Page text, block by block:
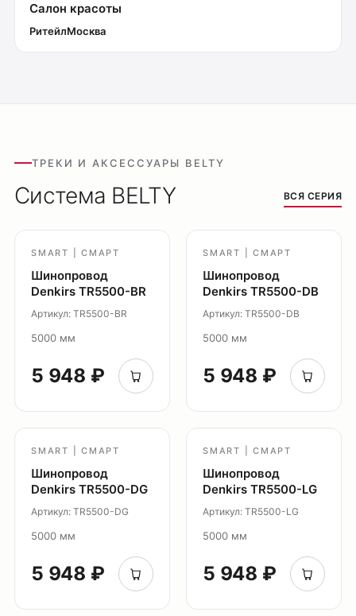
Салон красоты
РитейлМосква
ТРЕКИ И АКСЕССУАРЫ BELTY
Система BELTY ВСЯ СЕРИЯ
SMART | СМАРТ
Шинопровод
Denkirs TR5500-BR
Артикул: TR5500-BR
5000 мм
5 948 ₽
SMART | СМАРТ
Шинопровод
Denkirs TR5500-DB
Артикул: TR5500-DB
5000 мм
5 948 ₽
SMART | СМАРТ
Шинопровод
Denkirs TR5500-DG
Артикул: TR5500-DG
5000 мм
5 948 ₽
SMART | СМАРТ
Шинопровод
Denkirs TR5500-LG
Артикул: TR5500-LG
5000 мм
5 948 ₽
Подсветка ступеней
Настенные светильники
Демооборудование
Модуль Slim LED
Профиль Slott
О продуктах
Система Belty
Уличное освещение